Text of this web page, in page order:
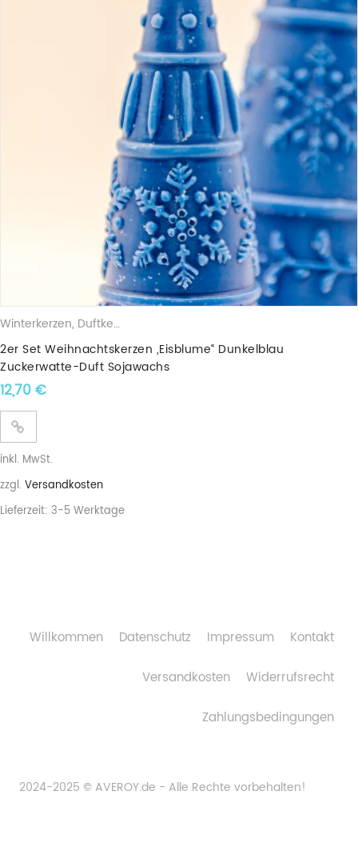
Winterkerzen, Duftkerzen
2er Set Weihnachtskerzen „Eisblume“ Dunkelblau
Zuckerwatte-Duft Sojawachs
12,70€
inkl. MwSt.
zzgl. Versandkosten
Lieferzeit: 3-5 Werktage
Willkommen Datenschutz Impressum
Kontakt
Versandkosten
Widerrufsrecht
Zahlungsbedingungen
2024-2025 © AVEROY.de - Alle Rechte vorbehalten!